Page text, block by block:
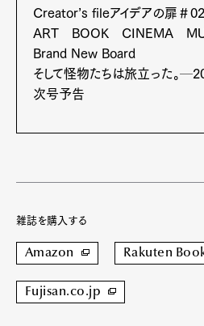
Pen Meet
Pen international
Creator’s fileアイデアの扉＃
ART BOOK CINEMA
Brand New Board
そして怪物たちは旅立った
次号予告
雑誌を購入する
Amazon Rakuten
Fujisan.co.jp